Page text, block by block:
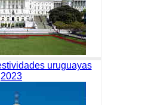
uruguayas
2023